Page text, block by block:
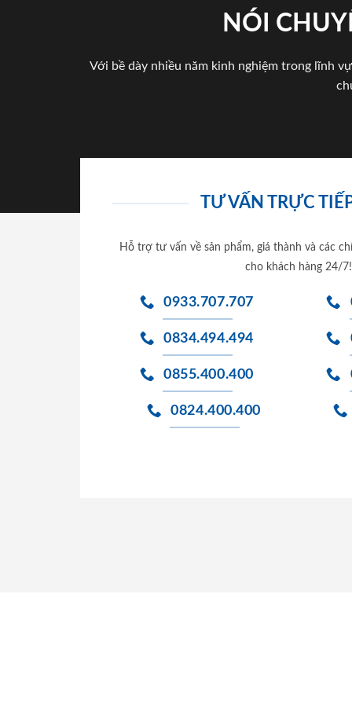
NÓI
Với bề dày nhiều năm kinh nghiệm trong lĩnh
TƯ VẤN TRỰC
Hỗ trợ tư vấn về sản phẩm, giá thành và các
cho khách hàng 24/7!
0933.707.707
0834.494.494
0855.400.400
0824.400.400